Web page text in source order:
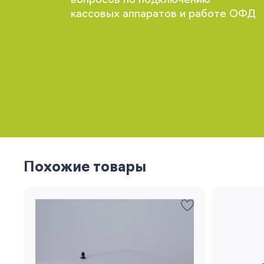
кассовых аппаратов и работе ОФД
Похожие товары